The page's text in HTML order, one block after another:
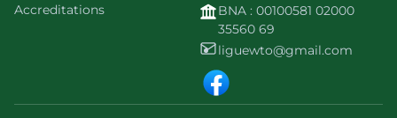
Accreditations
BNA : 00100581 02000
35560 69
liguewto@gmail.com